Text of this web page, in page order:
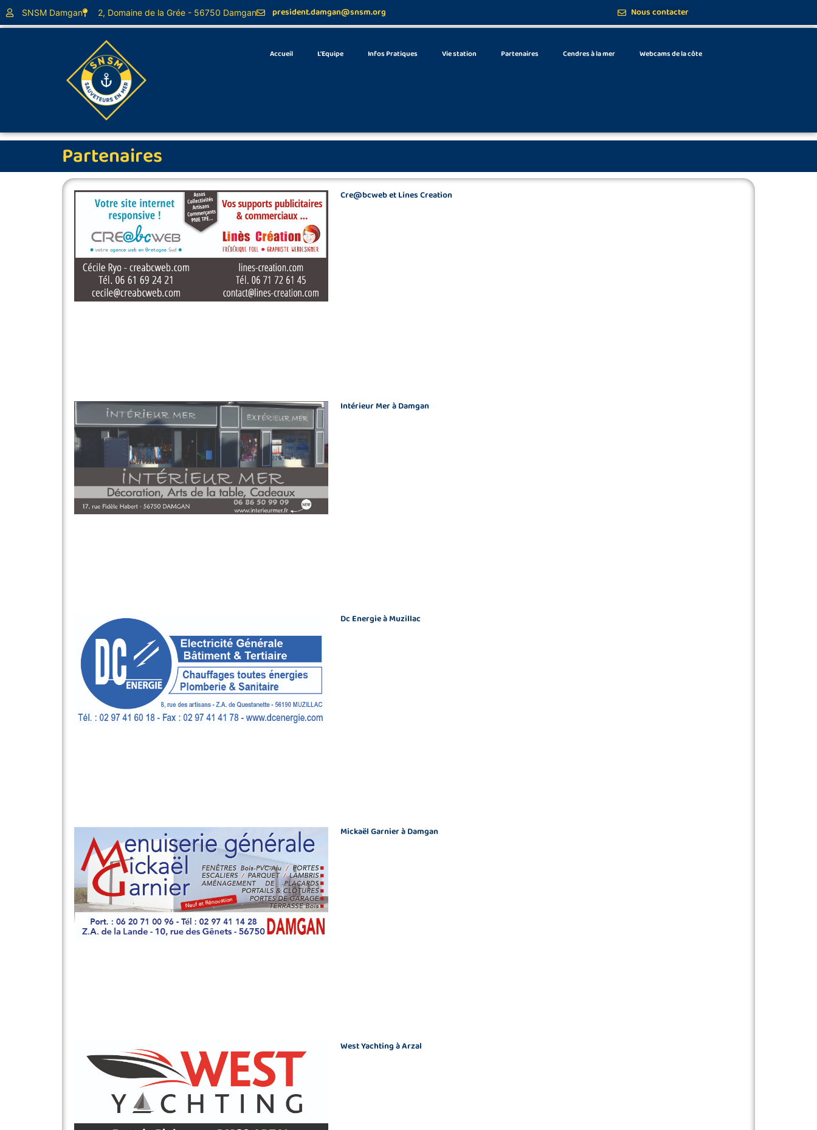
SNSM Damgan 2, Domaine de la Grée - 56750 Damgan president.damgan@snsm.org Nous contacter
Accueil L’Equipe Infos Pratiques Vie station Partenaires Cendres à la mer Webcams de la côte
Partenaires
Cre@bcweb et Lines Creation
Intérieur Mer à Damgan
Dc Energie à Muzillac
Mickaël Garnier à Damgan
West Yachting à Arzal